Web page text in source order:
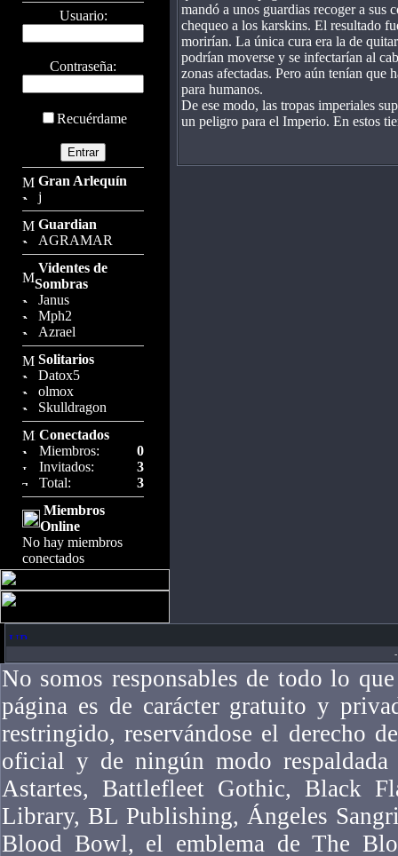
Usuario:
Contraseña:
Recuérdame
Gran Arlequín
j
Guardian
AGRAMAR
Videntes de
Sombras
Janus
Mph2
Azrael
Solitarios
Datox5
olmox
Skulldragon
Conectados
Miembros:
0
Invitados:
3
Total:
3
Miembros
Online
No hay miembros
conectados
mandó a unos guardias recoger a sus
chequeo a los karskins. El resultado
morirían. La única cura era la de
podrían moverse y se infectarían al
zonas afectadas. Pero aún tenían que
para humanos.
De ese modo, las tropas imperiales
un peligro para el Imperio. En estos
No somos responsables de todo lo
página es de carácter gratuito y
restringido, reservándose el derecho
oficial y de ningún modo
Astartes, Battlefleet Gothic, Black
Library, BL Publishing, Ángeles
Blood Bowl, el emblema de The